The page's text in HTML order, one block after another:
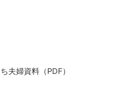
夫婦資料（PDF）